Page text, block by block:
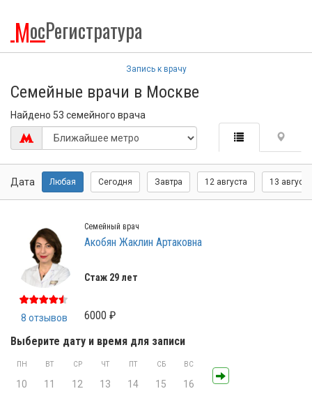
МосРегистратура
Запись к врачу
Семейные врачи в Москве
Найдено 53 семейного врача
Дата Любая Сегодня Завтра 12 августа 13 августа
8 отзывов
Семейный врач
Акобян Жаклин Артаковна
Стаж 29 лет
6000 ₽
Выберите дату и время для записи
ПН
10
ВТ
11
СР
12
ЧТ
13
ПТ
14
СБ
15
ВС
16